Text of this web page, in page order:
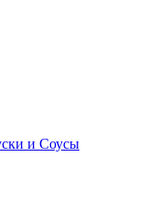
и Соусы